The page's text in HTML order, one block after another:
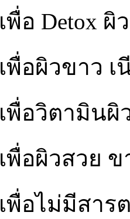
เพื่อ Detox
เพื่อผิวขาว
เพื่อวิตามิน
เพื่อผิวสวย
เพื่อไม่มีสาร